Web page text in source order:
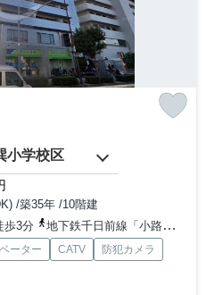
小学校区
/築35年 /10階建
歩3分
地下鉄千日前線「小路」駅 徒歩7分
ーター CATV
防犯カメラ